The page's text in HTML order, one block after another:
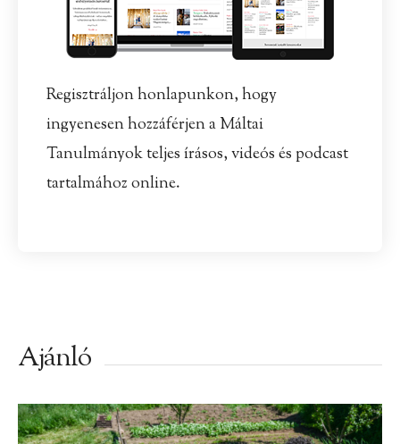
Regisztráljon honlapunkon, hogy
ingyenesen hozzáférjen a Máltai
Tanulmányok teljes írásos, videós és podcast
tartalmához online.
Ajánló